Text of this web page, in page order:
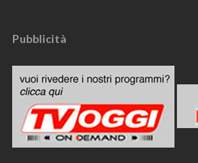
Pubblicità